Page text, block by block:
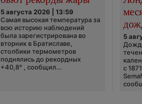
5 августа 2026 | 13:59
Самая высокая температура за
всю историю наблюдений
была зарегистрирована во
вторник в Братиславе,
столбики термометров
поднялись до рекордных
+40,8° , сообщил...
5
с